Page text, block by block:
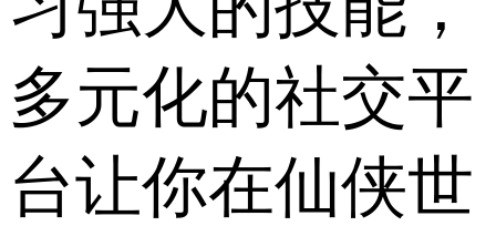
多元化的社交平
台让你在仙侠世